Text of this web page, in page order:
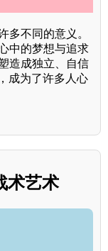
多不同的意义。
中的梦想与追求
造成独立、自信
成为了许多人心
术艺术